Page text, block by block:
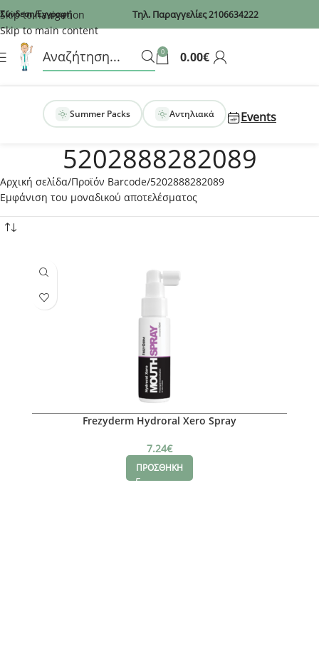
Recaptcha
Skip to navigation
Skip to main content
Σύνδεση/Εγγραφή Τηλ. Παραγγελίες2106634222
0 0.00€
Summer Packs Αντηλιακά Events
5202888282089
Αρχική σελίδα Προϊόν Barcode 5202888282089
Εμφάνιση του μοναδικού αποτελέσματος
Frezyderm Hydroral Xero Spray
7.24€
ΠΡΟΣΘΗΚΗ